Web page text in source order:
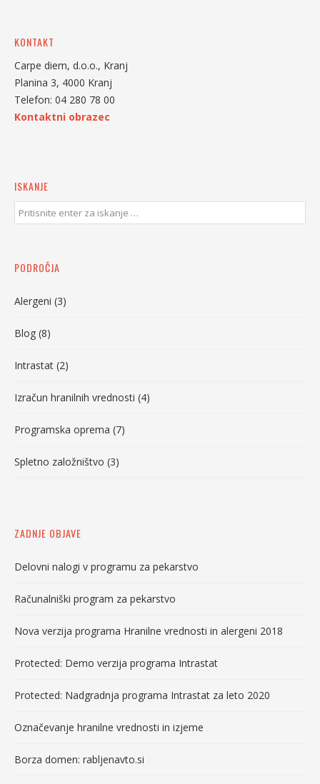
KONTAKT
Carpe diem, d.o.o., Kranj
Planina 3, 4000 Kranj
Telefon: 04 280 78 00
Kontaktni obrazec
ISKANJE
PODROČJA
Alergeni (3)
Blog (8)
Intrastat (2)
Izračun hranilnih vrednosti (4)
Programska oprema (7)
Spletno založništvo (3)
ZADNJE OBJAVE
Delovni nalogi v programu za pekarstvo
Računalniški program za pekarstvo
Nova verzija programa Hranilne vrednosti in alergeni 2018
Protected: Demo verzija programa Intrastat
Protected: Nadgradnja programa Intrastat za leto 2020
Označevanje hranilne vrednosti in izjeme
Borza domen: rabljenavto.si